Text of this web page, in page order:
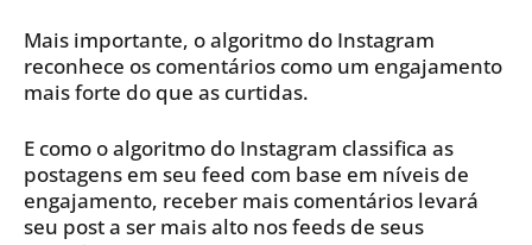
Mais importante, o algoritmo do Instagram
reconhece os comentários como um engajamento
mais forte do que as curtidas.
E como o algoritmo do Instagram classifica as
postagens em seu feed com base em níveis de
engajamento, receber mais comentários levará
seu post a ser mais alto nos feeds de seus